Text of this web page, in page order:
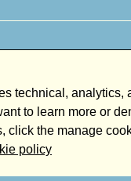
technical, analytics,
to learn more or
click the manage
policy